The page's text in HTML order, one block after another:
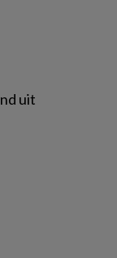
uit